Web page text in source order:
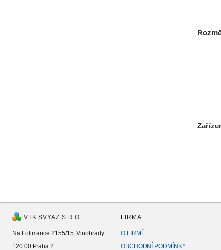
VTK SVYAZ S.R.O.
Na Folimance 2155/15, Vinohrady
120 00 Praha 2
FIRMA
O FIRMĚ
OBCHODNÍ PODMÍNKY